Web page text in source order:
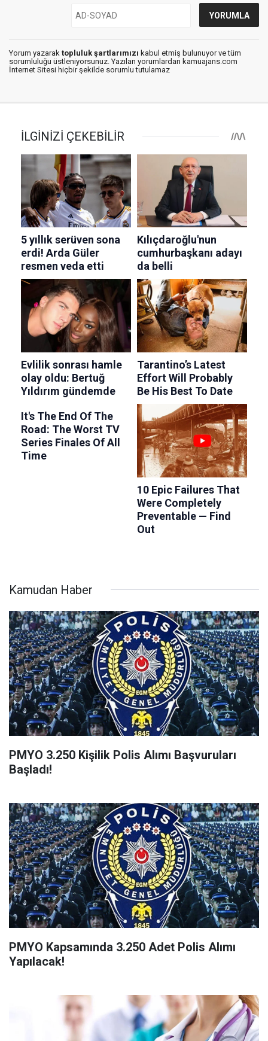
Yorum yazarak topluluk şartlarımızı kabul etmiş bulunuyor ve tüm
sorumluluğu üstleniyorsunuz. Yazılan yorumlardan kamuajans.com
İnternet Sitesi hiçbir şekilde sorumlu tutulamaz
Kamudan Haber
PMYO 3.250 Kişilik Polis Alımı Başvuruları
Başladı!
PMYO Kapsamında 3.250 Adet Polis Alımı
Yapılacak!